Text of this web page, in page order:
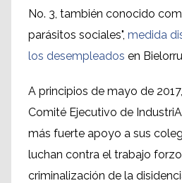
No. 3, también conocido
parásitos sociales", medida
los desempleados en
A principios de mayo de
Comité Ejecutivo de
más fuerte apoyo a sus
luchan contra el trabajo
criminalización de la